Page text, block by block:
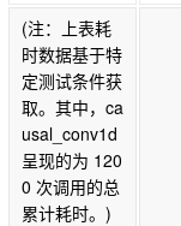
(注：上表耗
时数据基于特
定测试条件获
取。其中，ca
usal_conv1d
呈现的为 120
0 次调用的总
累计耗时。)